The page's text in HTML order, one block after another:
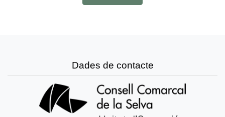
Dades de contacte